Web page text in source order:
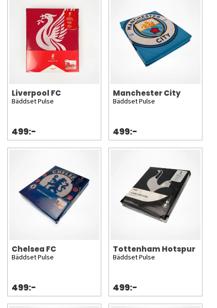
Liverpool FC
Bäddset Pulse
499:-
Manchester City
Bäddset Pulse
499:-
Chelsea FC
Bäddset Pulse
499:-
Tottenham Hotspur
Bäddset Pulse
499:-